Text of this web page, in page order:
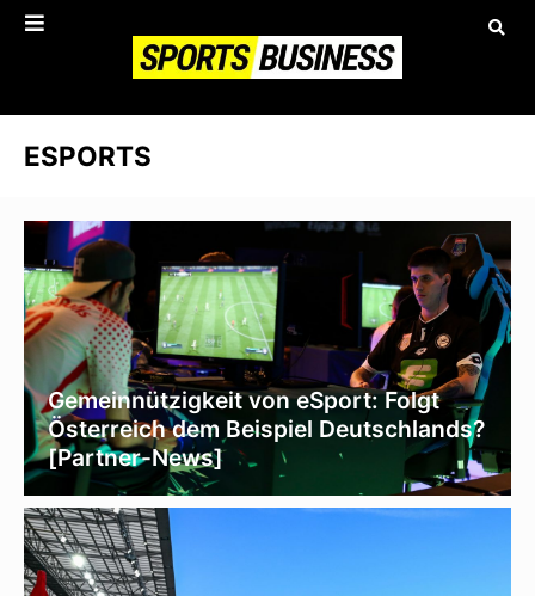
ESPORTS
Gemeinnützigkeit von eSport: Folgt
Österreich dem Beispiel Deutschlands?
[Partner-News]